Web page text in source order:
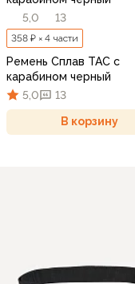
5,0
13
358 ₽ × 4 части
Ремень Сплав TAC с
карабином черный
5,0
13
В корзину